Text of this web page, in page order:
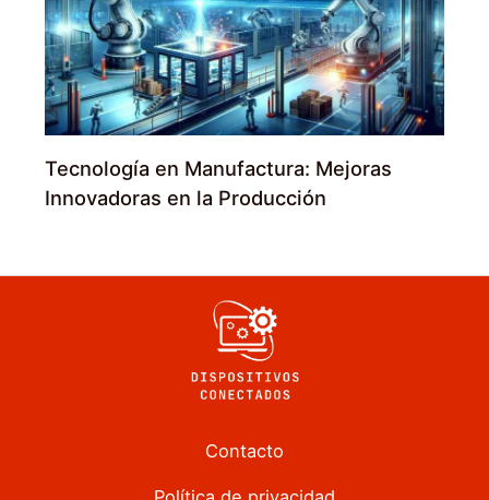
Tecnología en Manufactura: Mejoras
Innovadoras en la Producción
Contacto